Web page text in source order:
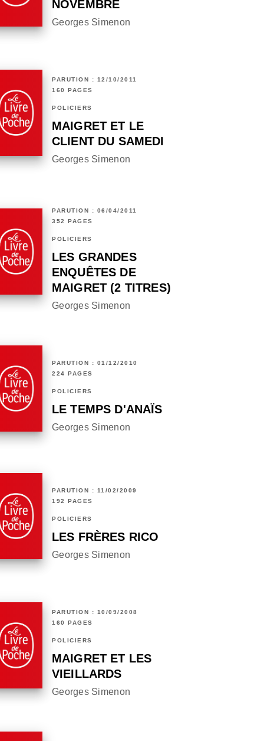
NOVEMBRE
Georges Simenon
PARUTION : 12/10/2011
160 PAGES
POLICIERS
MAIGRET ET LE
CLIENT DU SAMEDI
Georges Simenon
PARUTION : 06/04/2011
352 PAGES
POLICIERS
LES GRANDES
ENQUÊTES DE
MAIGRET (2 TITRES)
Georges Simenon
PARUTION : 01/12/2010
224 PAGES
POLICIERS
LE TEMPS D'ANAÏS
Georges Simenon
PARUTION : 11/02/2009
192 PAGES
POLICIERS
LES FRÈRES RICO
Georges Simenon
PARUTION : 10/09/2008
160 PAGES
POLICIERS
MAIGRET ET LES
VIEILLARDS
Georges Simenon